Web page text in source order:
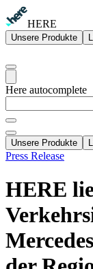
HERE
Unsere Produkte
Here autocomplete
Unsere Produkte
Press Release
HERE